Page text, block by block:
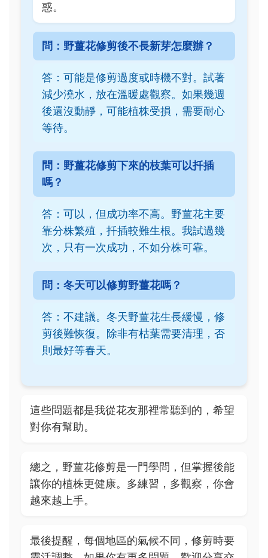
惑。
問：野薑花修剪後不長新芽怎麼辦？
答：可能是修剪過度或時機不對。試著
減少澆水，放在溫暖處觀察。如果幾週
後還沒動靜，可能植株受損，需要耐心
等待。
問：野薑花修剪下來的枝葉可以扦插
嗎？
答：可以，但成功率不高。野薑花主要
靠分株繁殖，扦插較難生根。我試過幾
次，只有一次成功，不如分株可靠。
問：冬天可以修剪野薑花嗎？
答：不建議。冬天野薑花生長緩慢，修
剪後難恢復。除非有枯葉需要清理，否
則最好等春天。
這些問題都是我從花友那裡常聽到的，希望
對你有幫助。
總之，野薑花修剪是一門學問，但掌握後能
讓你的植株更健康。多練習，多觀察，你會
越來越上手。
最後提醒，每個地區的氣候不同，修剪時要